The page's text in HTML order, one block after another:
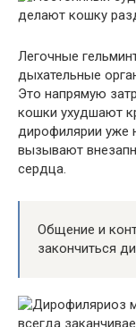
Легочные
дыхательные
Это напрямую
кошки ухудшают
дирофилярии уже
вызывают
сердца.
Общение и
закончиться